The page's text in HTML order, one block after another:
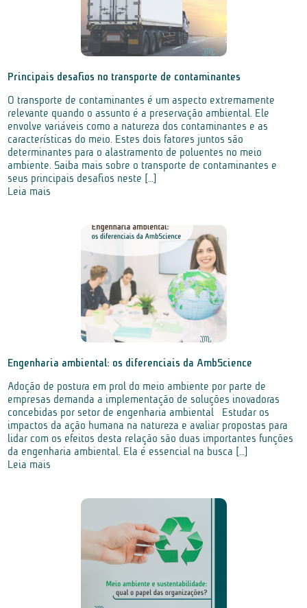
Principais desafios no transporte de contaminantes
O transporte de contaminantes é um aspecto extremamente
relevante quando o assunto é a preservação ambiental. Ele
envolve variáveis como a natureza dos contaminantes e as
características do meio. Estes dois fatores juntos são
determinantes para o alastramento de poluentes no meio
ambiente. Saiba mais sobre o transporte de contaminantes e
seus principais desafios neste […]
Leia mais
Engenharia ambiental: os diferenciais da AmbScience
Adoção de postura em prol do meio ambiente por parte de
empresas demanda a implementação de soluções inovadoras
concebidas por setor de engenharia ambiental Estudar os
impactos da ação humana na natureza e avaliar propostas para
lidar com os efeitos desta relação são duas importantes funções
da engenharia ambiental. Ela é essencial na busca […]
Leia mais